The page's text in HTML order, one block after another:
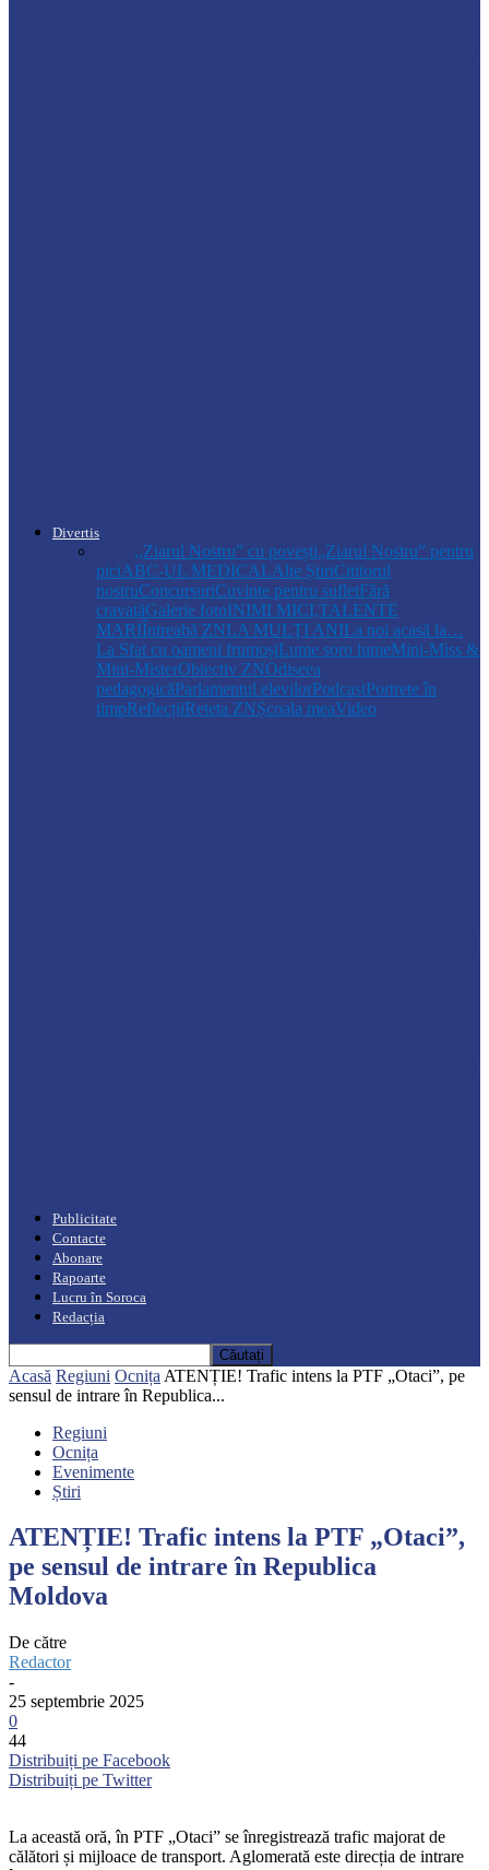
Divertis
,,Ziarul Nostru” cu povești„Ziarul Nostru” pentru
piciABC-UL MEDICALAlte ȘtiriCititorul
nostruConcursuriCuvinte pentru sufletFără
cravatăGalerie fotoINIMI MICI,TALENTE
MARIÎntreabă ZNLA MULŢI ANILa noi acasă la…
La Sfat cu oameni frumoșiLume soro lumeMini-Miss &
Mini-MisterObiectiv ZNOdiseea
pedagogicăParlamentul elevilorPodcastPortrete în
timpReflecțiiReteta ZNȘcoala meaVideo
Publicitate
Contacte
Abonare
Rapoarte
Lucru în Soroca
Redacția
Acasă Regiuni Ocnița ATENȚIE! Trafic intens la PTF „Otaci”, pe
sensul de intrare în Republica...
Regiuni
Ocnița
Evenimente
Știri
ATENȚIE! Trafic intens la PTF „Otaci”,
pe sensul de intrare în Republica
Moldova
De către
Redactor
-
25 septembrie 2025
0
44
Distribuiți pe Facebook
Distribuiți pe Twitter
La această oră, în PTF „Otaci” se înregistrează trafic majorat de
călători și mijloace de transport. Aglomerată este direcția de intrare